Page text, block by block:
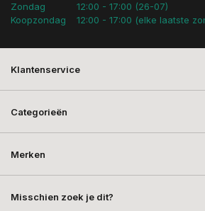
Zondag
Koopzondag
12:00 - 17:00 (26-07)
12:00 - 17:00 (elke laatste
Klantenservice
Categorieën
Merken
Misschien zoek je dit?